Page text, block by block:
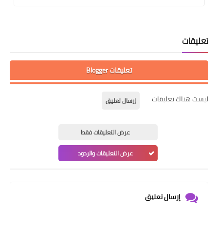
تعليقات
تعليقات Blogger
ليست هناك تعليقات إرسال تعليق
عرض التعليقات فقط
عرض التعليقات والردود
إرسال تعليق